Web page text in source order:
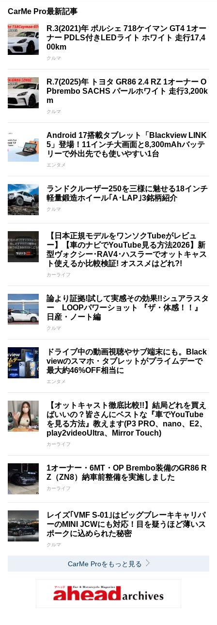
CarMe Pro最新記事
R.3(2021)年 ポルシェ 718ケイマン GT4 1オー
ナー PDLS付きLEDライト ホワイト 走行17,4
00km
クルマ
R.7(2025)年 トヨタ GR86 2.4 RZ 1オーナー O
Pbrembo SACHS パールホワイト 走行3,200k
m
クルマ
Android 17搭載タブレット「Blackview LINK
5」登場！11インチ大画面と8,300mAhバッテ
リーで外出先でも使いやすい1台
エンタメ
ランドクルーザー250を三様に魅せる18インチ
軽量鍛造ホイール｢A･LAP｣3銘柄紹介
クルマ
【日本正規モデルをワンソクTubeがレビュ
ー】【車のナビでYouTube見る方法2026】新
型ヴォクシー･RAV4･ハスラーでオットキャス
ト使えるか比較検証! オススメはどれ?!
カーライフ
論より証拠!試して実感その効果!!シュアラスタ
ー LOOPパワーショット 『ザ・体感！！』
日産・ノート編
クルマ
ドライブ中の動画視聴やサブ端末にも。Black
viewのスマホ・タブレットがプライムデーで
最大約46%OFF相当に
エンタメ
【オットキャスト徹底比較!!】結局どれを買え
ばいいの？皆さんにベストな『車でYouTube
を見る方法』教えます(P3 PRO、nano、E2、
play2videoUltra、Mirror Touch)
カーライフ
1オーナー・6MT・OP Brembo装備のGR86 R
Z（ZN8）納車前整備を実施しました
カーライフ
レイズ｢VMF S-01｣はビッグブレーキキャリパ
ーのMINI JCWにも対応！目を疑うほど薄いス
ポークに込められた秘密
クルマ
CarMe Proをもっと見る